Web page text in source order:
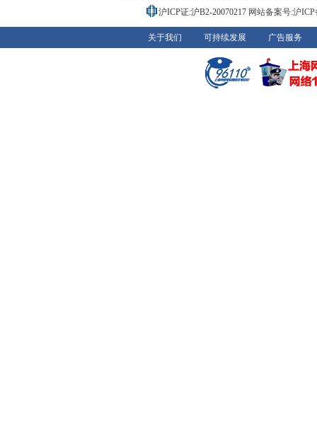
沪ICP证:沪B2-20070217 网站备案号:沪
关于我们 可持续发展 广告服务